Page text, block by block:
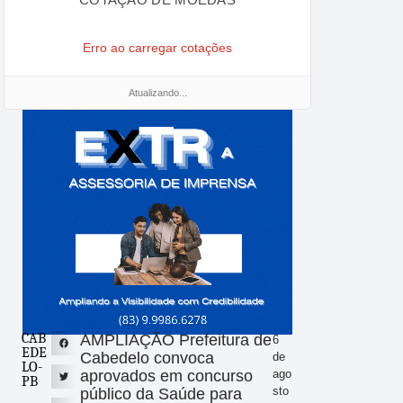
Erro ao carregar cotações
Atualizando...
CAB
EDE
LO-
PB
AMPLIAÇÃO Prefeitura de
Cabedelo convoca
aprovados em concurso
público da Saúde para
6
de
ago
sto